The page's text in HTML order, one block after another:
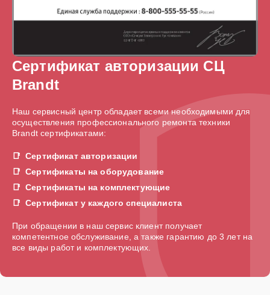
Сертификат авторизации СЦ
Brandt
Наш сервисный центр обладает всеми необходимыми для
осуществления профессионального ремонта техники
Brandt сертификатами:
Сертификат авторизации
Сертификаты на оборудование
Сертификаты на комплектующие
Сертификат у каждого специалиста
При обращении в наш сервис клиент получает
компетентное обслуживание, а также гарантию до 3 лет на
все виды работ и комплектующих.